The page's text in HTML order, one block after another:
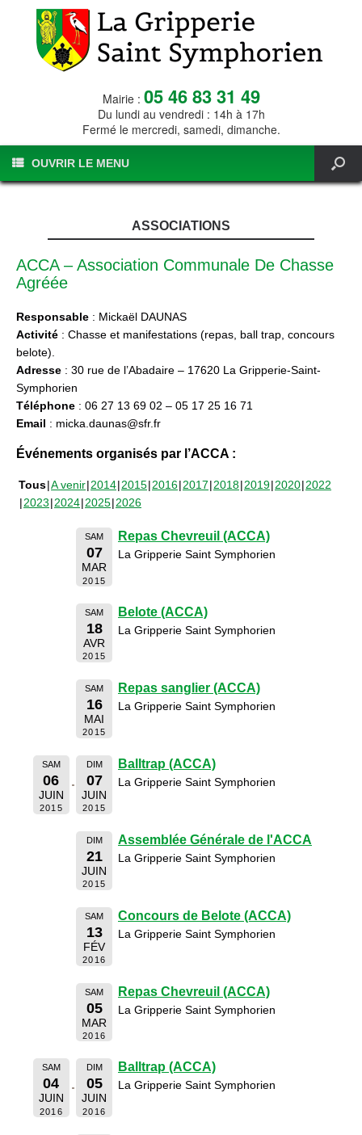
Mairie : 05 46 83 31 49
Du lundi au vendredi : 14h à 17h
Fermé le mercredi, samedi, dimanche.
OUVRIR LE MENU
ASSOCIATIONS
ACCA – Association Communale De Chasse
Agréée
Responsable : Mickaël DAUNAS
Activité : Chasse et manifestations (repas, ball trap, concours
belote).
Adresse : 30 rue de l’Abadaire – 17620 La Gripperie-Saint-
Symphorien
Téléphone : 06 27 13 69 02 – 05 17 25 16 71
Email : micka.daunas@sfr.fr
Événements organisés par l’ACCA :
Tous A venir 2014 2015 2016 2017 2018 2019 2020 2022
2023 2024 2025 2026
SAM
07
MAR
2015
Repas Chevreuil (ACCA)
La Gripperie Saint Symphorien
SAM
18
AVR
2015
Belote (ACCA)
La Gripperie Saint Symphorien
SAM
16
MAI
2015
Repas sanglier (ACCA)
La Gripperie Saint Symphorien
SAM
06
JUIN
2015
DIM
07
JUIN
2015
Balltrap (ACCA)
La Gripperie Saint Symphorien
DIM
21
JUIN
2015
Assemblée Générale de l'ACCA
La Gripperie Saint Symphorien
SAM
13
FÉV
2016
Concours de Belote (ACCA)
La Gripperie Saint Symphorien
SAM
05
MAR
2016
Repas Chevreuil (ACCA)
La Gripperie Saint Symphorien
SAM
04
JUIN
2016
DIM
05
JUIN
2016
Balltrap (ACCA)
La Gripperie Saint Symphorien